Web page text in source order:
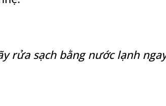
rửa sạch bằng nước lạnh